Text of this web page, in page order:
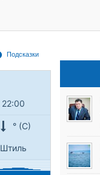
Подсказки
22:00
° (С)
Штиль